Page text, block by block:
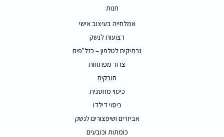
חנות
אמלחייה בעיצוב אישי
רצועות לנשק
נרתיקים לטלפון – כזל"פים
צרור מפתחות
חובקים
כיסוי מחסנית
כיסוי דילדו
אביזרים ושיפצורים לנשק
כומתות וכובעים